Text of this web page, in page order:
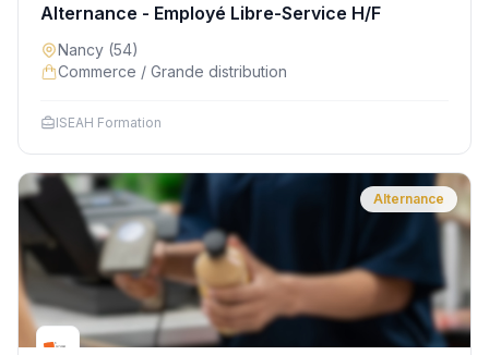
Alternance - Employé Libre-Service H/F
Nancy (54)
Commerce / Grande distribution
ISEAH Formation
Alternance